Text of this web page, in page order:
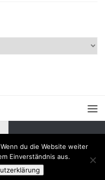
Zu Hueman Pro wechseln
du die Website weiter
Einverständnis aus.